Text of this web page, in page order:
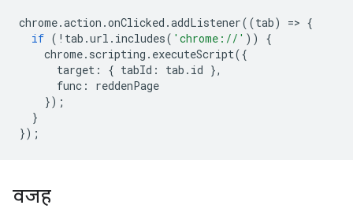
chrome.action .onClicked .addListener((tab) => {
if ( ! tab .url . includes( 'chrome://' ))
{
chrome. scripting . executeScript({
target : { tabId : tab . id },
func :
reddenPage
});
}
});
वजह